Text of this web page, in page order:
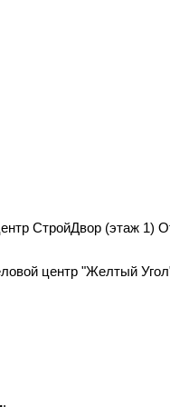
СтройДвор (этаж 1)
центр "Желтый